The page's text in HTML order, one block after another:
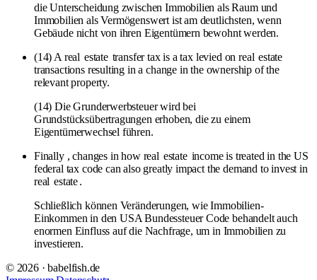
die Unterscheidung zwischen Immobilien als Raum und
Immobilien als Vermögenswert ist am deutlichsten, wenn
Gebäude nicht von ihren Eigentümern bewohnt werden.
(14) A real estate transfer tax is a tax levied on real estate
transactions resulting in a change in the ownership of the
relevant property.
(14) Die Grunderwerbsteuer wird bei
Grundstücksübertragungen erhoben, die zu einem
Eigentümerwechsel führen.
Finally , changes in how real estate income is treated in the US
federal tax code can also greatly impact the demand to invest in
real estate.
Schließlich können Veränderungen, wie Immobilien-
Einkommen in den USA Bundessteuer Code behandelt auch
enormen Einfluss auf die Nachfrage, um in Immobilien zu
investieren.
© 2026 · babelfish.de